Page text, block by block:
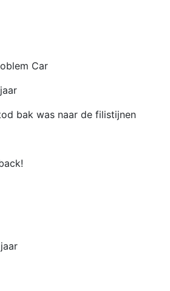
Car
bak was naar de filistijnen